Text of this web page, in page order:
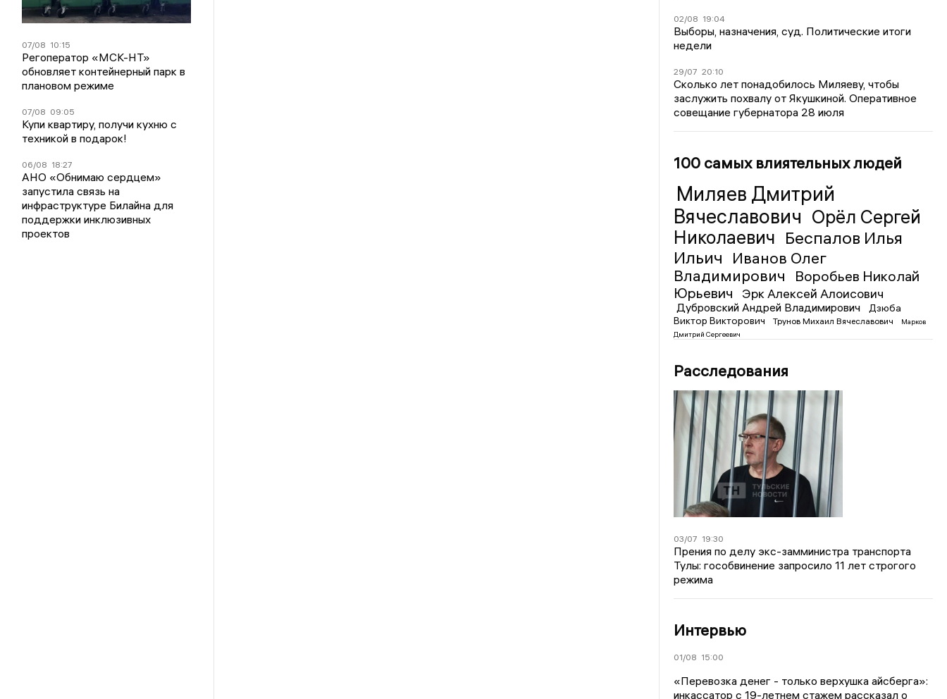
07/08 10:15
Регоператор «МСК-НТ»
обновляет контейнерный парк в
плановом режиме
07/08 09:05
Купи квартиру, получи кухню с
техникой в подарок!
06/08 18:27
АНО «Обнимаю сердцем»
запустила связь на
инфраструктуре Билайна для
поддержки инклюзивных
проектов
02/08 19:04
Выборы, назначения, суд. Политические итоги
недели
29/07 20:10
Сколько лет понадобилось Миляеву, чтобы
заслужить похвалу от Якушкиной. Оперативное
совещание губернатора 28 июля
100 самых влиятельных людей
Миляев Дмитрий
Вячеславович Орёл Сергей
Николаевич Беспалов Илья
Ильич
Иванов Олег
Владимирович
Воробьев Николай
Юрьевич
Эрк Алексей Алоисович
Дубровский Андрей Владимирович
Дзюба
Виктор Викторович
Трунов Михаил Вячеславович
Марков
Дмитрий Сергеевич
Расследования
03/07 19:30
Прения по делу экс-замминистра транспорта
Тулы: гособвинение запросило 11 лет строгого
режима
Интервью
01/08 15:00
«Перевозка денег - только верхушка айсберга»:
инкассатор с 19-летнем стажем рассказал о